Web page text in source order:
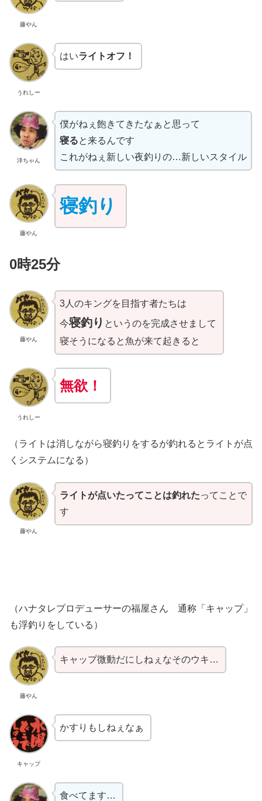
藤やん
うれしー
はいライトオフ！
洋ちゃん
僕がねぇ飽きてきたなぁと思って
寝ると来るんです
これがねぇ新しい夜釣りの…新しいスタイル
藤やん
寝釣り
0時25分
藤やん
3人のキングを目指す者たちは
今寝釣り というのを完成させまして
寝そうになると魚が来て起きると
うれしー
無欲！
（ライトは消しながら寝釣りをするが釣れるとライトが点
くシステムになる）
藤やん
ライトが点いたってことは釣れたってことで
す
（ハナタレプロデューサーの福屋さん 通称「キャップ」
も浮釣りをしている）
藤やん
キャップ微動だにしねぇなそのウキ…
キャップ
かすりもしねぇなぁ
食べてます…